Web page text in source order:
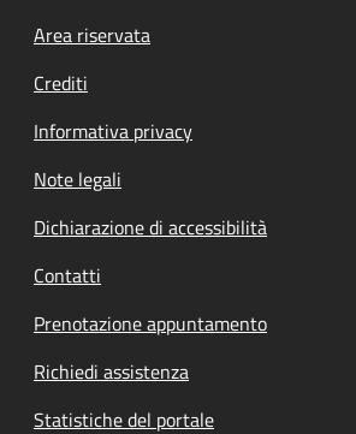
Footer menu
Area riservata
Crediti
Informativa privacy
Note legali
Dichiarazione di accessibilità
Contatti
Prenotazione appuntamento
Richiedi assistenza
Statistiche del portale